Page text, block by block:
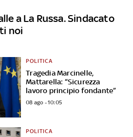
a La Russa. Sindacato
noi
Tragedia Marcinelle,
Mattarella: “Sicurezza
lavoro principio fondante”
POLITICA
08 ago - 10:05
POLITICA